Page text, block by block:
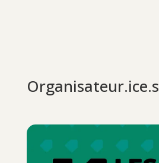
Organisateur.ice.s